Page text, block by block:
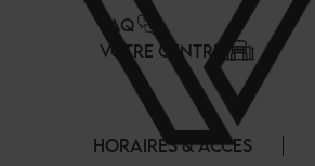
FAQ
VOTRE CENTRE
HORAIRES & ACCES
Panneau de gestion des cookies